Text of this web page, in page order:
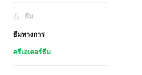
ธีม
ธีมทางการ
ครีเอเตอร์ธีม